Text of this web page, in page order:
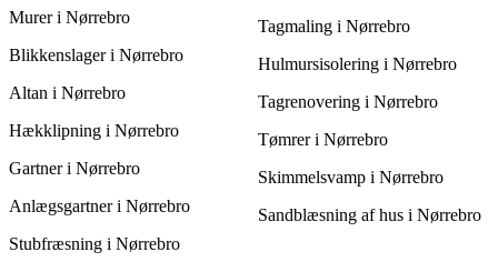
Murer i Nørrebro
Blikkenslager i Nørrebro
Altan i Nørrebro
Hækklipning i Nørrebro
Gartner i Nørrebro
Anlægsgartner i Nørrebro
Stubfræsning i Nørrebro
Tagmaling i Nørrebro
Hulmursisolering i Nørrebro
Tagrenovering i Nørrebro
Tømrer i Nørrebro
Skimmelsvamp i Nørrebro
Sandblæsning af hus i Nørrebro